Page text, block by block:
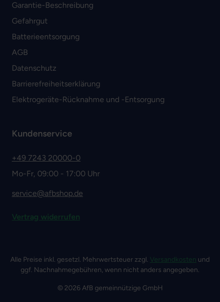
Garantie-Beschreibung
Gefahrgut
Batterieentsorgung
AGB
Datenschutz
Barrierefreiheitserklärung
Elektrogeräte-Rücknahme und -Entsorgung
Kundenservice
+49 7243 20000-0
Mo-Fr, 09:00 - 17:00 Uhr
service@afbshop.de
Vertrag widerrufen
Alle Preise inkl. gesetzl. Mehrwertsteuer zzgl. Versandkosten und
ggf. Nachnahmegebühren, wenn nicht anders angegeben.
© 2026 AfB gemeinnützige GmbH